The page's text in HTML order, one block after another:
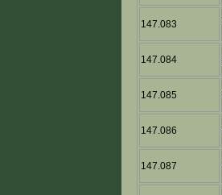
147.083
147.084
147.085
147.086
147.087